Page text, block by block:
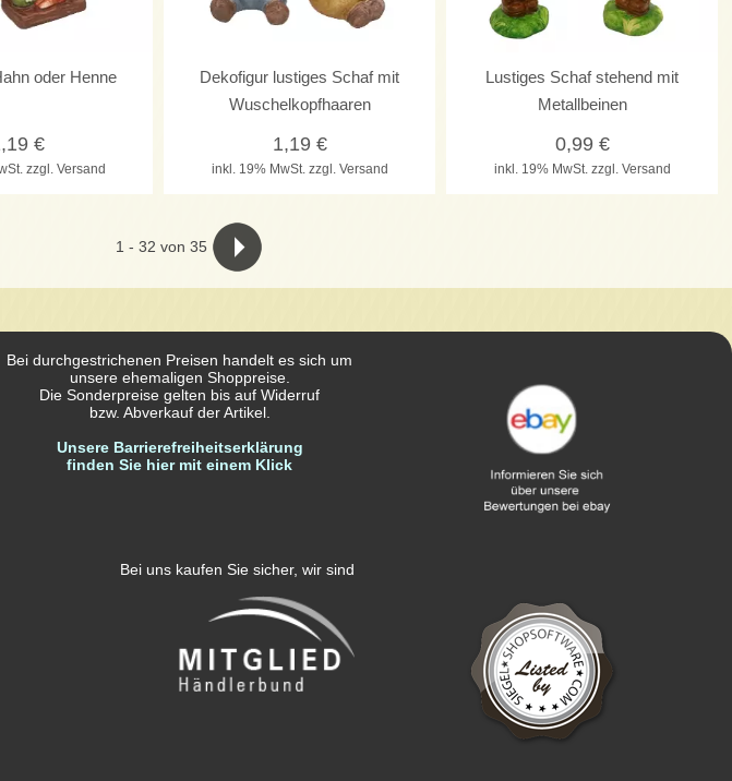
oder Henne
zzgl. Versand
€
Dekofigur lustiges Schaf mit
Wuschelkopfhaaren
inkl. 19% MwSt. zzgl. Versand
1,19€
Lustiges Schaf stehend mit
Metallbeinen
inkl. 19% MwSt. zzgl. Versand
0,99€
1 - 32 von 35
Bei durchgestrichenen Preisen handelt es sich um
unsere ehemaligen Shoppreise.
Die Sonderpreise gelten bis auf Widerruf
bzw. Abverkauf der Artikel.
Unsere Barrierefreiheitserklärung
finden Sie hier mit einem Klick
Bei uns kaufen Sie sicher, wir sind